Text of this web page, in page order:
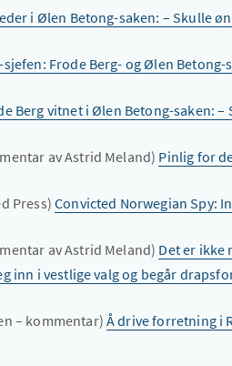
i Ølen Betong-saken: – Skulle
sjefen: Frode Berg- og Ølen
Berg vitnet i Ølen Betong-saken:
av Astrid Meland) Pinlig for
Press)Convicted Norwegian Spy:
av Astrid Meland) Det er ikke
inn i vestlige valg og begår
– kommentar)Å drive forretning i